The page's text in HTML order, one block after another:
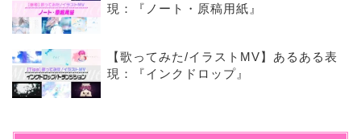
現：『ノート・原稿用紙』
【歌ってみた/イラストMV】あるある表
現：『インクドロップ』